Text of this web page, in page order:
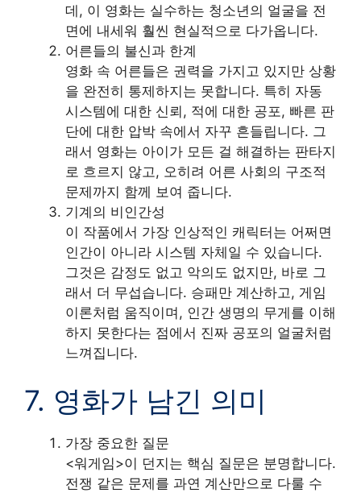
데, 이 영화는 실수하는 청소년의 얼굴을 전
면에 내세워 훨씬 현실적으로 다가옵니다.
어른들의 불신과 한계
영화 속 어른들은 권력을 가지고 있지만 상황
을 완전히 통제하지는 못합니다. 특히 자동
시스템에 대한 신뢰, 적에 대한 공포, 빠른 판
단에 대한 압박 속에서 자꾸 흔들립니다. 그
래서 영화는 아이가 모든 걸 해결하는 판타지
로 흐르지 않고, 오히려 어른 사회의 구조적
문제까지 함께 보여 줍니다.
기계의 비인간성
이 작품에서 가장 인상적인 캐릭터는 어쩌면
인간이 아니라 시스템 자체일 수 있습니다.
그것은 감정도 없고 악의도 없지만, 바로 그
래서 더 무섭습니다. 승패만 계산하고, 게임
이론처럼 움직이며, 인간 생명의 무게를 이해
하지 못한다는 점에서 진짜 공포의 얼굴처럼
느껴집니다.
7. 영화가 남긴 의미
가장 중요한 질문
<워게임>이 던지는 핵심 질문은 분명합니다.
전쟁 같은 문제를 과연 계산만으로 다룰 수